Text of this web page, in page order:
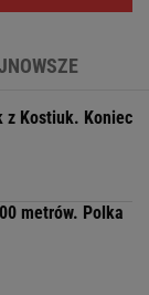
z Kostiuk. Koniec
metrów. Polka